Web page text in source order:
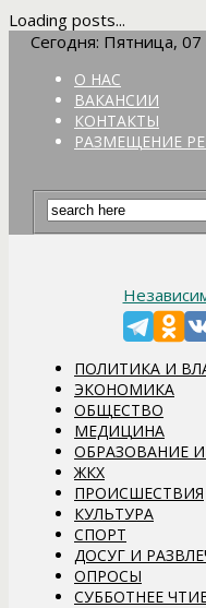
Loading posts...
Сегодня: Пятница, 07
О НАС
ВАКАНСИИ
КОНТАКТЫ
РАЗМЕЩЕНИЕ
ПОЛИТИКА И
ЭКОНОМИКА
ОБЩЕСТВО
МЕДИЦИНА
ОБРАЗОВАНИЕ
ЖКХ
ПРОИСШЕСТВИЯ
КУЛЬТУРА
СПОРТ
ДОСУГ И
ОПРОСЫ
СУББОТНЕЕ